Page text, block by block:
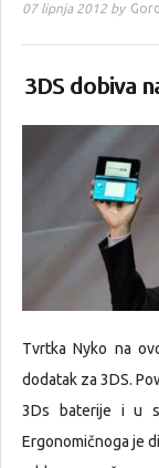
07 lipnja 2012 by
3DS dobiva
Tvrtka Nyko na
dodatak za 3DS.
3Ds baterije i u
Ergonomičnoga je